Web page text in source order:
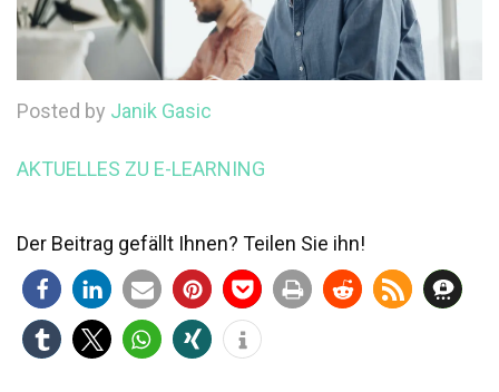
Posted by Janik Gasic
AKTUELLES ZU E-LEARNING
Der Beitrag gefällt Ihnen? Teilen Sie ihn!